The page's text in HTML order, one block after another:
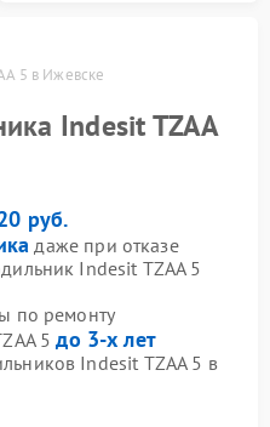
5 в Ижевске
Indesit TZAA
руб.
даже при отказе
Indesit TZAA 5
по ремонту
5до 3-х лет
Indesit TZAA 5 в